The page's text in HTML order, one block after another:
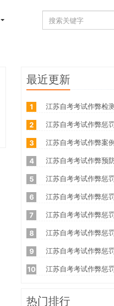
最近更新
1 江苏自考考试作弊检
2 江苏自考考试作弊惩
3 江苏自考考试作弊案
4 江苏自考考试作弊预
5 江苏自考考试作弊惩
6 江苏自考考试作弊惩
7 江苏自考考试作弊惩
8 江苏自考考试作弊惩
9 江苏自考考试作弊惩
10 江苏自考考试作弊惩
热门排行